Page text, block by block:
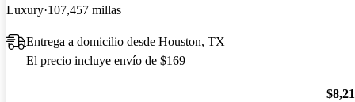
Luxury 107,457 millas
Entrega a domicilio desde Houston, TX
El precio incluye envío de $169